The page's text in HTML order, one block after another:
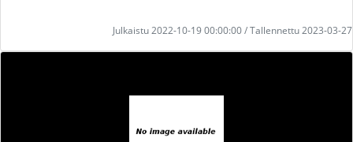
Julkaistu 2022-10-19 00:00:00 / Tallennettu 2023-03-27